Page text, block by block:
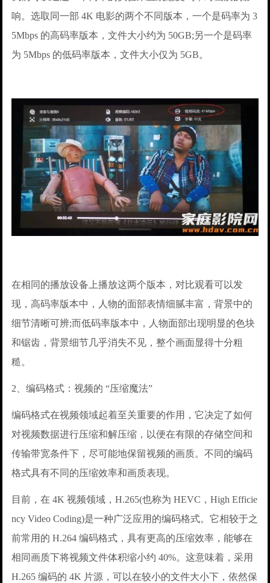
响。选取同一部 4K 电影的两个不同版本，一个是码率为 3
5Mbps 的高码率版本，文件大小约为 50GB;另一个是码率
为 5Mbps 的低码率版本，文件大小仅为 5GB。
在相同的播放设备上播放这两个版本，对比观看可以发
现，高码率版本中，人物的面部表情细腻丰富，背景中的
细节清晰可辨;而低码率版本中，人物面部出现明显的色块
和锯齿，背景细节几乎消失不见，整个画面显得十分粗
糙。
2、编码格式：视频的 “压缩魔法”
编码格式在视频领域起着至关重要的作用，它决定了如何
对视频数据进行压缩和解压缩，以便在有限的存储空间和
传输带宽条件下，尽可能地保留视频的画质。不同的编码
格式具有不同的压缩效率和画质表现。
目前，在 4K 视频领域，H.265(也称为 HEVC，High Efficie
ncy Video Coding)是一种广泛应用的编码格式。它相较于之
前常用的 H.264 编码格式，具有更高的压缩效率，能够在
相同画质下将视频文件体积缩小约 40%。这意味着，采用
H.265 编码的 4K 片源，可以在较小的文件大小下，依然保